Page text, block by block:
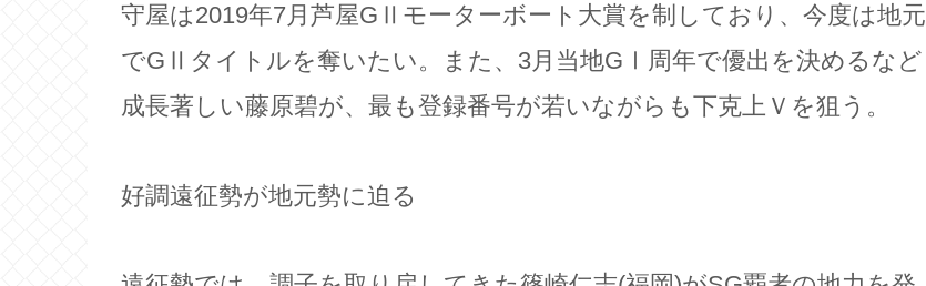
守屋は2019年7月芦屋GⅡモーターボート大賞を制しており、今度は地元
でGⅡタイトルを奪いたい。また、3月当地GⅠ周年で優出を決めるなど
成長著しい藤原碧が、最も登録番号が若いながらも下克上Ｖを狙う。
好調遠征勢が地元勢に迫る